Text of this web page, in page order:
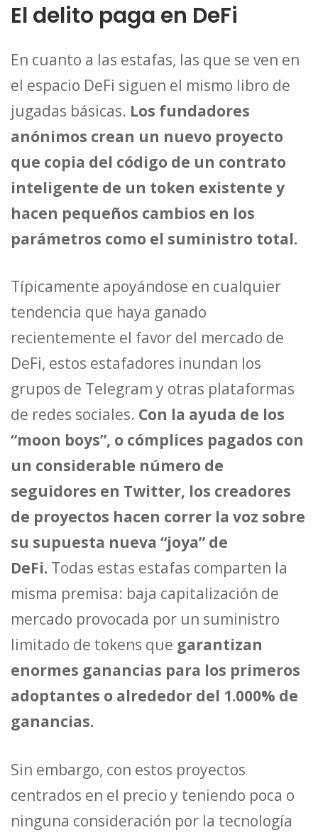
El delito paga en DeFi
En cuanto a las estafas, las que se ven en
el espacio DeFi siguen el mismo libro de
jugadas básicas. Los fundadores
anónimos crean un nuevo proyecto
que copia del código de un contrato
inteligente de un token existente y
hacen pequeños cambios en los
parámetros como el suministro total.
Típicamente apoyándose en cualquier
tendencia que haya ganado
recientemente el favor del mercado de
DeFi, estos estafadores inundan los
grupos de Telegram y otras plataformas
de redes sociales. Con la ayuda de los
“moon boys”, o cómplices pagados con
un considerable número de
seguidores en Twitter, los creadores
de proyectos hacen correr la voz sobre
su supuesta nueva “joya” de
DeFi. Todas estas estafas comparten la
misma premisa: baja capitalización de
mercado provocada por un suministro
limitado de tokens que garantizan
enormes ganancias para los primeros
adoptantes o alrededor del 1.000% de
ganancias.
Sin embargo, con estos proyectos
centrados en el precio y teniendo poca o
ninguna consideración por la tecnología